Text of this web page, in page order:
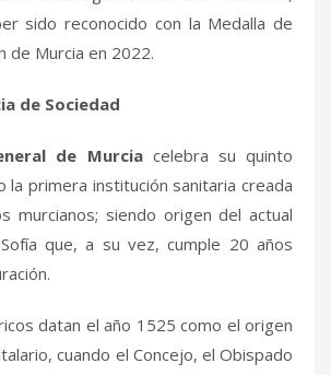
sido reconocido con la Medalla de
de Murcia en 2022.
de Sociedad
de Murciacelebra su quinto
la primera institución sanitaria creada
murcianos; siendo origen del actual
que, a su vez, cumple 20 años
datan el año 1525 como el origen
cuando el Concejo, el Obispado